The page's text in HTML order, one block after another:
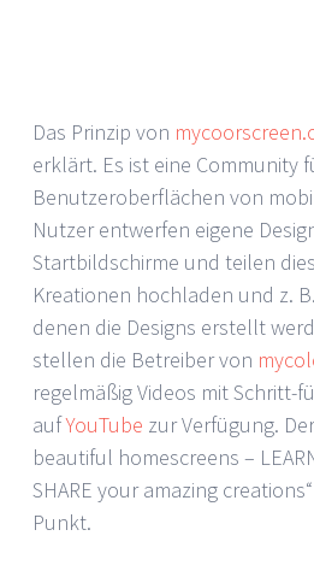
Das Prinzip von
erklärt. Es ist eine Community
Benutzeroberflächen von
Nutzer entwerfen eigene
Startbildschirme und teilen
Kreationen hochladen und z.
denen die Designs erstellt
stellen die Betreiber von
regelmäßig Videos mit Schritt-
aufYouTube zur Verfügung.
beautiful homescreens –
SHARE your amazing
Punkt.